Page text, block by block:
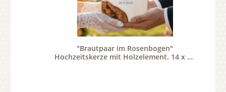
"Brautpaar im Rosenbogen"
Hochzeitskerze mit Holzelement. 14 x 21